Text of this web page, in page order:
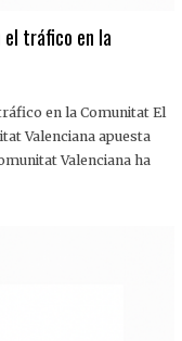
el tráfico en la
en la Comunitat El
Valenciana apuesta
Valenciana ha